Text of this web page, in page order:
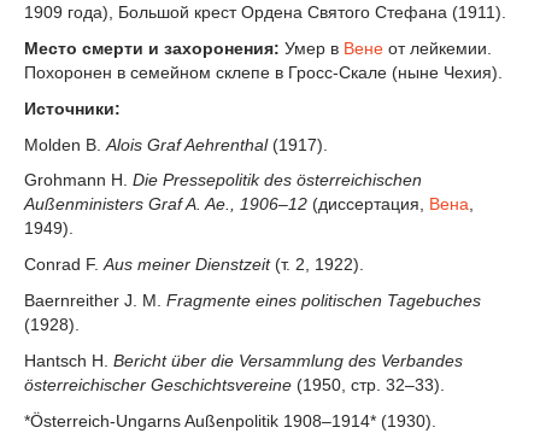
1909 года), Большой крест Ордена Святого Стефана (1911).
Место смерти и захоронения: Умер в Вене от лейкемии.
Похоронен в семейном склепе в Гросс-Скале (ныне Чехия).
Источники:
Molden B. Alois Graf Aehrenthal(1917).
Grohmann H. Die Pressepolitik des österreichischen
Außenministers Graf A. Ae., 1906–12 (диссертация, Вена,
1949).
Conrad F. Aus meiner Dienstzeit(т. 2, 1922).
Baernreither J. M. Fragmente eines politischen Tagebuches
(1928).
Hantsch H. Bericht über die Versammlung des Verbandes
österreichischer Geschichtsvereine (1950, стр. 32–33).
*Österreich-Ungarns Außenpolitik 1908–1914* (1930).